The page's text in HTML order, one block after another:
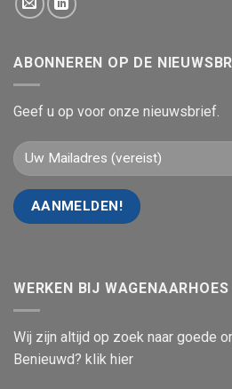
ABONNEREN OP DE
Geef u op voor onze nieuwsbrief.
WERKEN BIJ WAGENAARHOES
Wij zijn altijd op zoek naar goede
Benieuwd? klik hier